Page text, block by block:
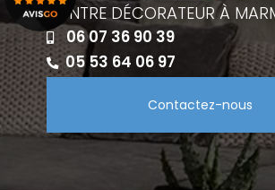
PEINTRE DÉCORATEUR À
06 07 36 90 39
05 53 64 06 97
Contactez-nous
Voir le certificat